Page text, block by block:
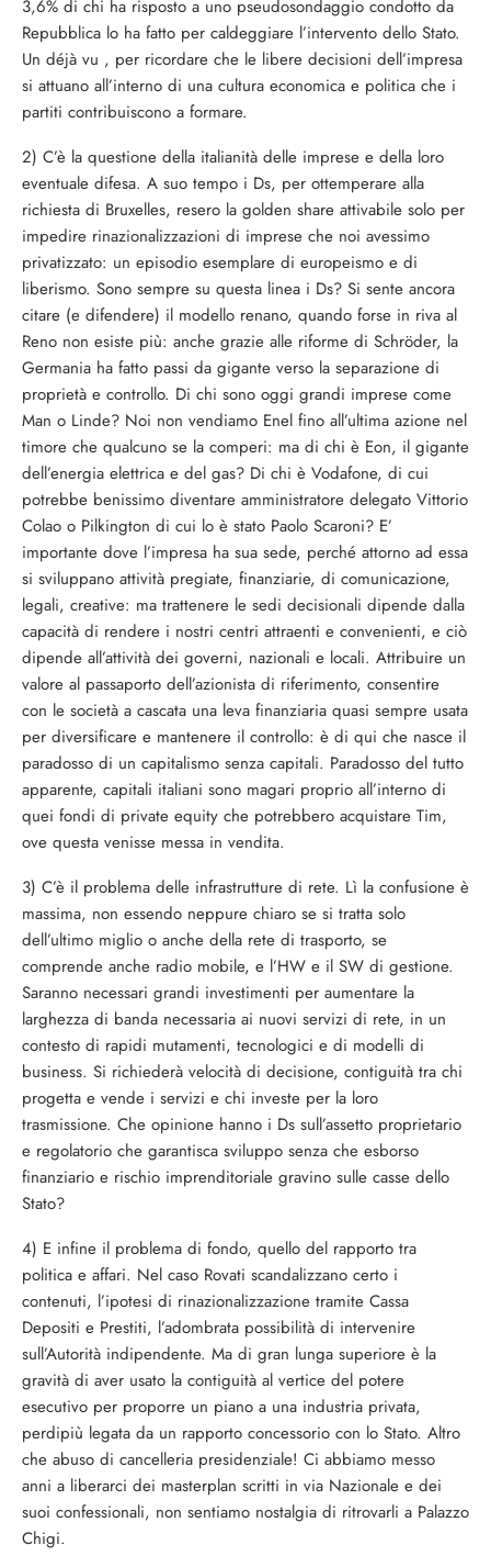
3,6% di chi ha risposto a uno pseudosondaggio condotto da
Repubblica lo ha fatto per caldeggiare l’intervento dello Stato.
Un déjà vu , per ricordare che le libere decisioni dell’impresa
si attuano all’interno di una cultura economica e politica che i
partiti contribuiscono a formare.
2) C’è la questione della italianità delle imprese e della loro
eventuale difesa. A suo tempo i Ds, per ottemperare alla
richiesta di Bruxelles, resero la golden share attivabile solo per
impedire rinazionalizzazioni di imprese che noi avessimo
privatizzato: un episodio esemplare di europeismo e di
liberismo. Sono sempre su questa linea i Ds? Si sente ancora
citare (e difendere) il modello renano, quando forse in riva al
Reno non esiste più: anche grazie alle riforme di Schröder, la
Germania ha fatto passi da gigante verso la separazione di
proprietà e controllo. Di chi sono oggi grandi imprese come
Man o Linde? Noi non vendiamo Enel fino all’ultima azione nel
timore che qualcuno se la comperi: ma di chi è Eon, il gigante
dell’energia elettrica e del gas? Di chi è Vodafone, di cui
potrebbe benissimo diventare amministratore delegato Vittorio
Colao o Pilkington di cui lo è stato Paolo Scaroni? E’
importante dove l’impresa ha sua sede, perché attorno ad essa
si sviluppano attività pregiate, finanziarie, di comunicazione,
legali, creative: ma trattenere le sedi decisionali dipende dalla
capacità di rendere i nostri centri attraenti e convenienti, e ciò
dipende all’attività dei governi, nazionali e locali. Attribuire un
valore al passaporto dell’azionista di riferimento, consentire
con le società a cascata una leva finanziaria quasi sempre usata
per diversificare e mantenere il controllo: è di qui che nasce il
paradosso di un capitalismo senza capitali. Paradosso del tutto
apparente, capitali italiani sono magari proprio all’interno di
quei fondi di private equity che potrebbero acquistare Tim,
ove questa venisse messa in vendita.
3) C’è il problema delle infrastrutture di rete. Lì la confusione è
massima, non essendo neppure chiaro se si tratta solo
dell’ultimo miglio o anche della rete di trasporto, se
comprende anche radio mobile, e l’HW e il SW di gestione.
Saranno necessari grandi investimenti per aumentare la
larghezza di banda necessaria ai nuovi servizi di rete, in un
contesto di rapidi mutamenti, tecnologici e di modelli di
business. Si richiederà velocità di decisione, contiguità tra chi
progetta e vende i servizi e chi investe per la loro
trasmissione. Che opinione hanno i Ds sull’assetto proprietario
e regolatorio che garantisca sviluppo senza che esborso
finanziario e rischio imprenditoriale gravino sulle casse dello
Stato?
4) E infine il problema di fondo, quello del rapporto tra
politica e affari. Nel caso Rovati scandalizzano certo i
contenuti, l’ipotesi di rinazionalizzazione tramite Cassa
Depositi e Prestiti, l’adombrata possibilità di intervenire
sull’Autorità indipendente. Ma di gran lunga superiore è la
gravità di aver usato la contiguità al vertice del potere
esecutivo per proporre un piano a una industria privata,
perdipiù legata da un rapporto concessorio con lo Stato. Altro
che abuso di cancelleria presidenziale! Ci abbiamo messo
anni a liberarci dei masterplan scritti in via Nazionale e dei
suoi confessionali, non sentiamo nostalgia di ritrovarli a Palazzo
Chigi.